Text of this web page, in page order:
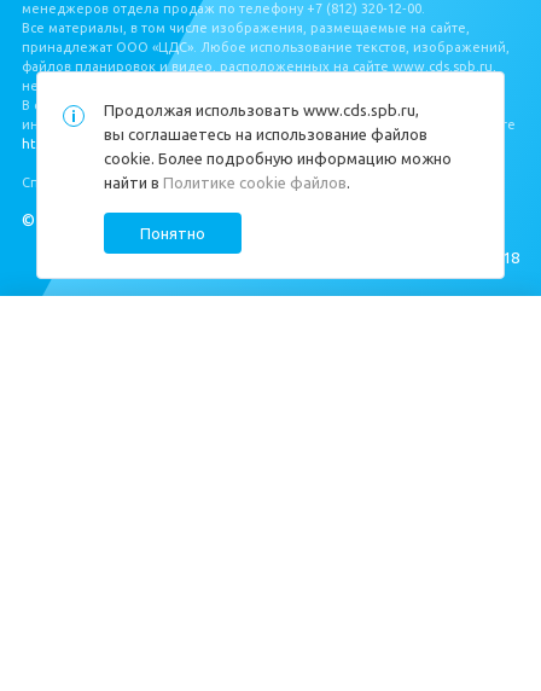
© ЦДС, 1999–2026
менеджеров отдела продаж по телефону +7 (812) 320‐12‐00.
Все материалы, в том числе изображения, размещаемые на сайте,
принадлежат ООО «ЦДС». Любое использование текстов, изображений,
файлов планировок и видео, расположенных на сайте www.cds.spb.ru,
не допускается без письменного разрешения ООО «ЦДС».
В соответствии с Федеральным законом от 30.12.2004 № 214‐ФЗ, полная
информация о застройщике и проекте строительства размещена на сайте
https://наш.дом.рф/.
Специальная оценка условий трудаhttps://cds.spb.ru/sout/
M18
Продолжая использовать www.cds.spb.ru,
вы соглашаетесь на использование файлов
cookie. Более подробную информацию можно
найти в Политике cookie файлов.
Понятно